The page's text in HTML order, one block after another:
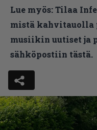
Lue myös:Tilaa
mistä kahvitauolla
musiikin uutiset ja
sähköpostiin tästä.